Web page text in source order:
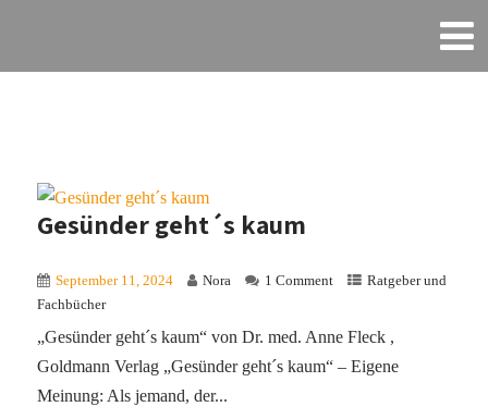
Gesünder geht´s kaum
September 11, 2024 Nora 1 Comment
Ratgeber und
Fachbücher
„Gesünder geht´s kaum“ von Dr. med. Anne Fleck ,
Goldmann Verlag „Gesünder geht´s kaum“ – Eigene
Meinung: Als jemand, der...